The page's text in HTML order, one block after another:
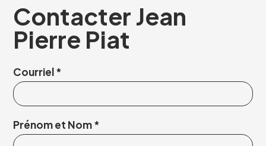
Contacter Jean
Pierre Piat
Courriel
Prénom et Nom